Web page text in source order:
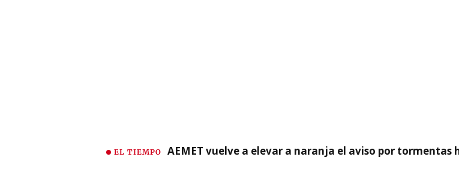
EL TIEMPO AEMET vuelve a elevar a naranja el aviso por tormentas